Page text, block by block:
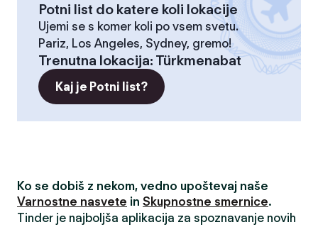
Potni list do katere koli lokacije
Ujemi se s komer koli po vsem svetu.
Pariz, Los Angeles, Sydney, gremo!
Trenutna lokacija: Türkmenabat
Kaj je Potni list?
Ko se dobiš z nekom, vedno upoštevaj naše
Varnostne nasvete in Skupnostne smernice.
Tinder je najboljša aplikacija za spoznavanje novih